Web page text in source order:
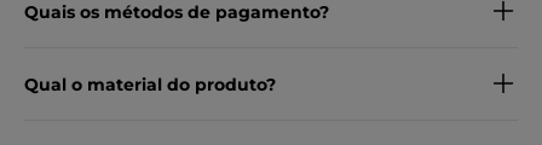
Quais os métodos de pagamento?
Qual o material do produto?